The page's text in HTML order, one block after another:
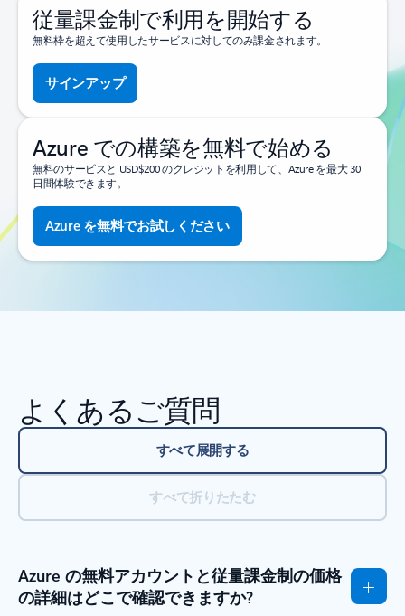
従量課金制で利用を開始する
無料枠を超えて使用したサービスに対してのみ課金されます。
サインアップ
Azure での構築を無料で始める
無料のサービスと USD$200 のクレジットを利用して、Azure を最大 30
日間体験できます。
Azure を無料でお試しください
よくあるご質問
すべて展開する
すべて折りたたむ
Azure の無料アカウントと従量課金制の価格
の詳細はどこで確認できますか?